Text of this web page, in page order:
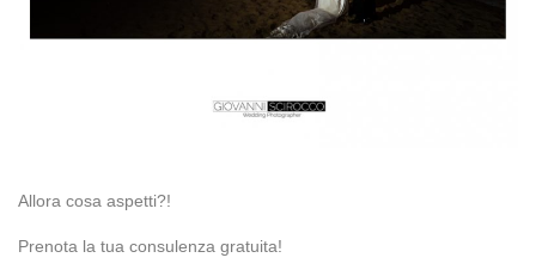
Allora cosa aspetti?!
Prenota la tua consulenza gratuita!